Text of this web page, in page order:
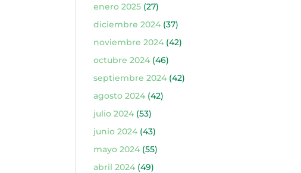
enero 2025(27)
diciembre 2024(37)
noviembre 2024(42)
octubre 2024(46)
septiembre 2024(42)
agosto 2024(42)
julio 2024(53)
junio 2024(43)
mayo 2024(55)
abril 2024(49)